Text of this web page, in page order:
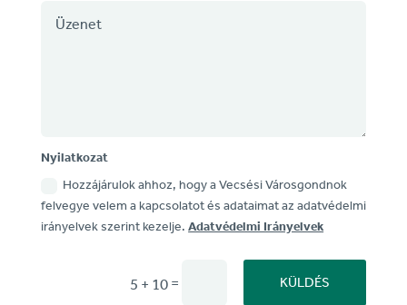
Nyilatkozat
Hozzájárulok ahhoz, hogy a Vecsési Városgondnok
felvegye velem a kapcsolatot és adataimat az adatvédelmi
irányelvek szerint kezelje.Adatvédelmi Irányelvek
5 + 10 = KÜLDÉS